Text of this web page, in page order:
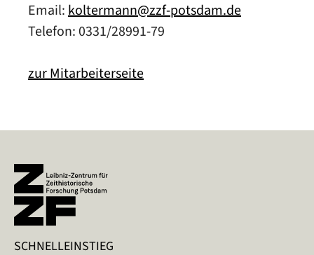
Email: koltermann@zzf-potsdam.de
Telefon: 0331/28991-79
zur Mitarbeiterseite
SCHNELLEINSTIEG